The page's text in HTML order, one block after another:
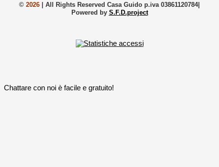
© 2026
All Rights Reserved Casa Guido p.iva 03861120784|
Powered by S.F.D.project
Chattare con noi è facile e gratuito!